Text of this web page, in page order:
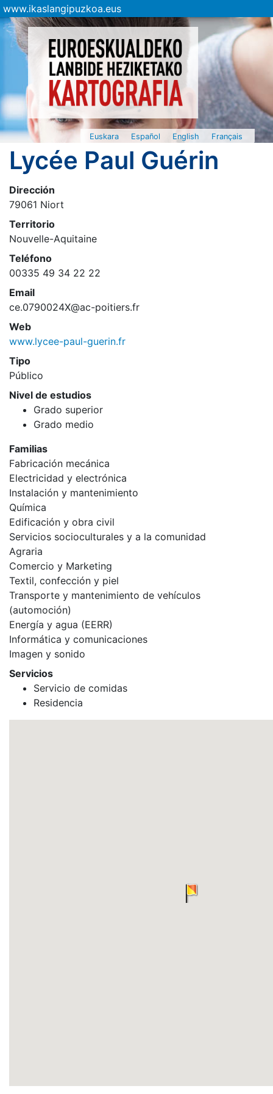
www.ikaslangipuzkoa.eus
Euskara Español English Français
Lycée Paul Guérin
Dirección
79061 Niort
Territorio
Nouvelle-Aquitaine
Teléfono
00335 49 34 22 22
Email
ce.0790024X@ac-poitiers.fr
Web
www.lycee-paul-guerin.fr
Tipo
Público
Nivel de estudios
Grado superior
Grado medio
Familias
Fabricación mecánica
Electricidad y electrónica
Instalación y mantenimiento
Química
Edificación y obra civil
Servicios socioculturales y a la comunidad
Agraria
Comercio y Marketing
Textil, confección y piel
Transporte y mantenimiento de vehículos
(automoción)
Energía y agua (EERR)
Informática y comunicaciones
Imagen y sonido
Servicios
Servicio de comidas
Residencia